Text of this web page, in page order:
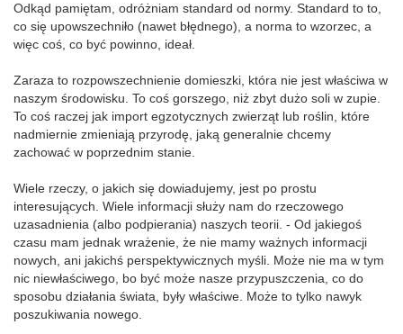
Odkąd pamiętam, odróżniam standard od normy. Standard to to,
co się upowszechniło (nawet błędnego), a norma to wzorzec, a
więc coś, co być powinno, ideał.
Zaraza to rozpowszechnienie domieszki, która nie jest właściwa w
naszym środowisku. To coś gorszego, niż zbyt dużo soli w zupie.
To coś raczej jak import egzotycznych zwierząt lub roślin, które
nadmiernie zmieniają przyrodę, jaką generalnie chcemy
zachować w poprzednim stanie.
Wiele rzeczy, o jakich się dowiadujemy, jest po prostu
interesujących. Wiele informacji służy nam do rzeczowego
uzasadnienia (albo podpierania) naszych teorii. - Od jakiegoś
czasu mam jednak wrażenie, że nie mamy ważnych informacji
nowych, ani jakichś perspektywicznych myśli. Może nie ma w tym
nic niewłaściwego, bo być może nasze przypuszczenia, co do
sposobu działania świata, były właściwe. Może to tylko nawyk
poszukiwania nowego.